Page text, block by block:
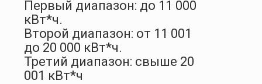
Первый диапазон: до 11 000
кВт*ч.
Второй диапазон: от 11 001
до 20 000 кВт*ч.
Третий диапазон: свыше 20
001 кВт*ч